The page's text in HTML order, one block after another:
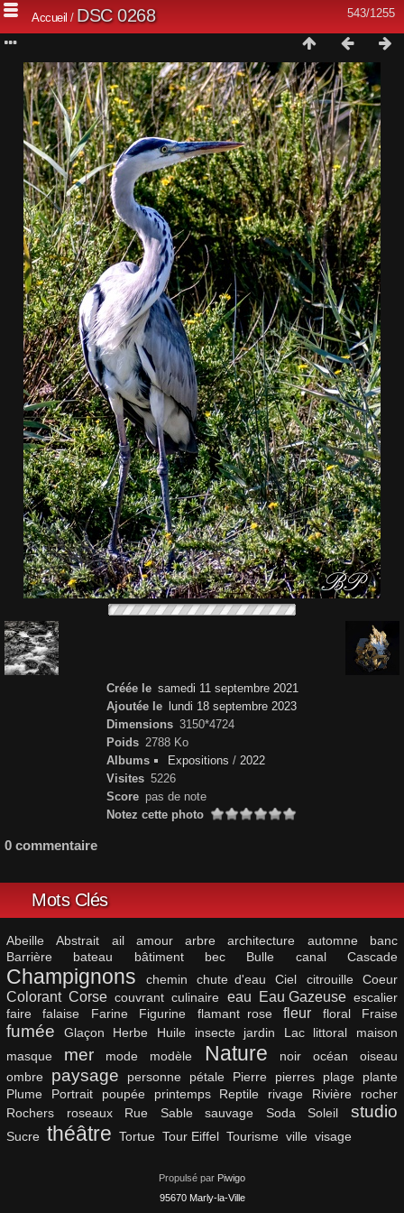
543/1255
Accueil / DSC 0268
Créée le samedi 11 septembre 2021
Ajoutée le
lundi 18 septembre 2023
Dimensions 3150*4724
Poids 2788 Ko
Albums
Expositions / 2022
Visites 5226
Score pas de note
Notez cette photo
0 commentaire
Mots Clés
Abeille Abstrait ail amour arbre architecture automne
banc
Barrière
bateau bâtiment bec Bulle canal Cascade
Champignons chemin chute d'eau Ciel citrouille Coeur
Colorant Corse couvrant culinaire eau Eau Gazeuse escalier
faire
falaise Farine Figurine flamant rose fleur floral Fraise
fumée Glaçon Herbe Huile insecte jardin Lac littoral
maison
masque
mer mode modèle Nature noir océan
oiseau
ombre
paysage personne pétale Pierre pierres plage
plante
Plume
Portrait poupée printemps Reptile rivage Rivière
rocher
Rochers
roseaux Rue Sable sauvage Soda Soleil studio
Sucre théâtre Tortue Tour Eiffel Tourisme ville visage
Propulsé par Piwigo
95670 Marly-la-Ville